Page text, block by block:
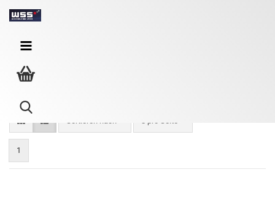
Netzwerk Switche Desktop
Sortieren nach 8 pro Seite
1